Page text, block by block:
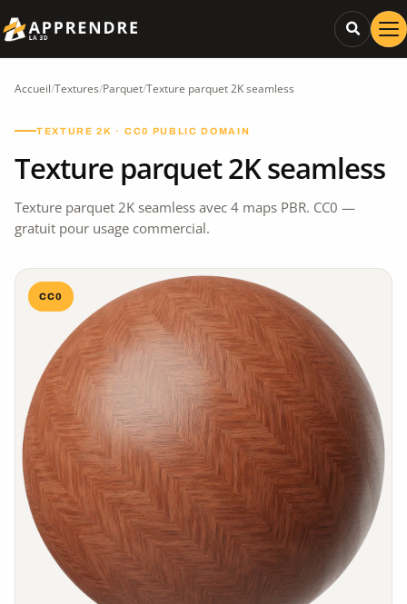
Accueil/Textures/Parquet/Texture parquet 2K seamless
TEXTURE 2K · CC0 PUBLIC DOMAIN
Texture parquet 2K seamless
Texture parquet 2K seamless avec 4 maps PBR. CC0 —
gratuit pour usage commercial.
CC0